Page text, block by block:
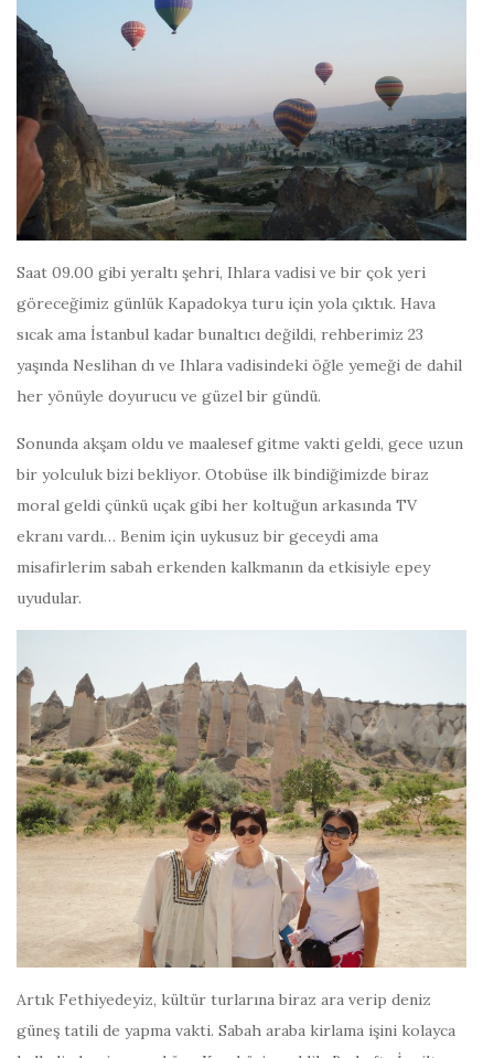
Saat 09.00 gibi yeraltı şehri, Ihlara vadisi ve bir çok yeri
göreceğimiz günlük Kapadokya turu için yola çıktık. Hava
sıcak ama İstanbul kadar bunaltıcı değildi, rehberimiz 23
yaşında Neslihan dı ve Ihlara vadisindeki öğle yemeği de dahil
her yönüyle doyurucu ve güzel bir gündü.
Sonunda akşam oldu ve maalesef gitme vakti geldi, gece uzun
bir yolculuk bizi bekliyor. Otobüse ilk bindiğimizde biraz
moral geldi çünkü uçak gibi her koltuğun arkasında TV
ekranı vardı… Benim için uykusuz bir geceydi ama
misafirlerim sabah erkenden kalkmanın da etkisiyle epey
uyudular.
Artık Fethiyedeyiz, kültür turlarına biraz ara verip deniz
güneş tatili de yapma vakti. Sabah araba kirlama işini kolayca